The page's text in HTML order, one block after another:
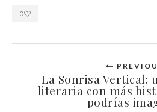
0
La Sonrisa Vertical:
literaria con más
podrías